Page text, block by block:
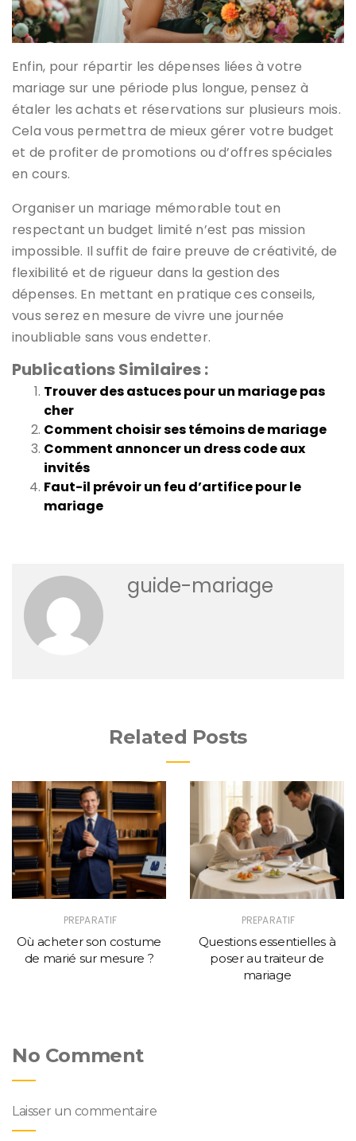
Enfin, pour répartir les dépenses liées à votre
mariage sur une période plus longue, pensez à
étaler les achats et réservations sur plusieurs mois.
Cela vous permettra de mieux gérer votre budget
et de profiter de promotions ou d’offres spéciales
en cours.
Organiser un mariage mémorable tout en
respectant un budget limité n’est pas mission
impossible. Il suffit de faire preuve de créativité, de
flexibilité et de rigueur dans la gestion des
dépenses. En mettant en pratique ces conseils,
vous serez en mesure de vivre une journée
inoubliable sans vous endetter.
Publications Similaires :
Trouver des astuces pour un mariage pas
cher
Comment choisir ses témoins de mariage
Comment annoncer un dress code aux
invités
Faut-il prévoir un feu d’artifice pour le
mariage
guide-mariage
Related Posts
PREPARATIF
Où acheter son costume
de marié sur mesure ?
PREPARATIF
Questions essentielles à
poser au traiteur de
mariage
No Comment
Laisser un commentaire